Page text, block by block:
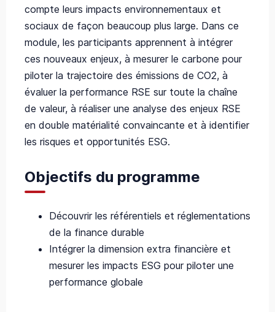
compte leurs impacts environnementaux et
sociaux de façon beaucoup plus large. Dans ce
module, les participants apprennent à intégrer
ces nouveaux enjeux, à mesurer le carbone pour
piloter la trajectoire des émissions de CO2, à
évaluer la performance RSE sur toute la chaîne
de valeur, à réaliser une analyse des enjeux RSE
en double matérialité convaincante et à identifier
les risques et opportunités ESG.
Objectifs du programme
Découvrir les référentiels et réglementations
de la finance durable
Intégrer la dimension extra financière et
mesurer les impacts ESG pour piloter une
performance globale